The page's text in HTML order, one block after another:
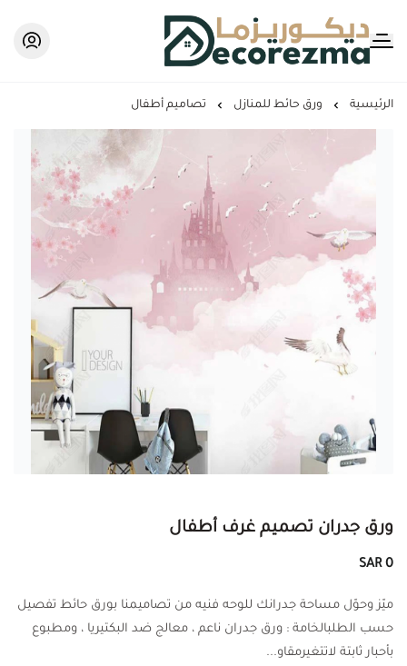
Decorezma
الرئيسية ورق حائط للمنازل تصاميم أطفال
ورق جدران تصميم غرف أطفال
0 SAR
ميّز وحوّل مساحة جدرانك للوحه فنيه من تصاميمنا بورق حائط تفصيل
حسب الطلبالخامة : ورق جدران ناعم ، معالج ضد البكتيريا ، ومطبوع
بأحبار ثابتة لاتتغيرمقاو...